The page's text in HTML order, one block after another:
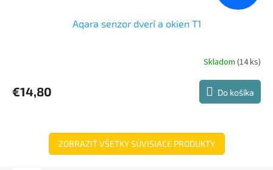
Aqara senzor dverí a okien T1
produktu
je
Skladom(14 ks)
€14,80 Do košíka
ZOBRAZIŤ VŠETKY SÚVISIACE PRODUKTY